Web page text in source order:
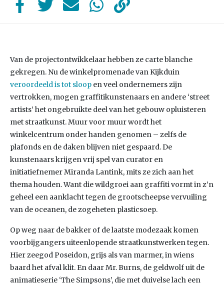
Van de projectontwikkelaar hebben ze carte blanche
gekregen. Nu de winkelpromenade van Kijkduin
veroordeeld is tot sloop en veel ondernemers zijn
vertrokken, mogen graffitikunstenaars en andere ‘street
artists’ het ongebruikte deel van het gebouw opluisteren
met straatkunst. Muur voor muur wordt het
winkelcentrum onder handen genomen – zelfs de
plafonds en de daken blijven niet gespaard. De
kunstenaars krijgen vrij spel van curator en
initiatiefnemer Miranda Lantink, mits ze zich aan het
thema houden. Want die wildgroei aan graffiti vormt in z’n
geheel een aanklacht tegen de grootscheepse vervuiling
van de oceanen, de zogeheten plasticsoep.
Op weg naar de bakker of de laatste modezaak komen
voorbijgangers uiteenlopende straatkunstwerken tegen.
Hier zeegod Poseidon, grijs als van marmer, in wiens
baard het afval klit. En daar Mr. Burns, de geldwolf uit de
animatieserie ‘The Simpsons’, die met duivelse lach een